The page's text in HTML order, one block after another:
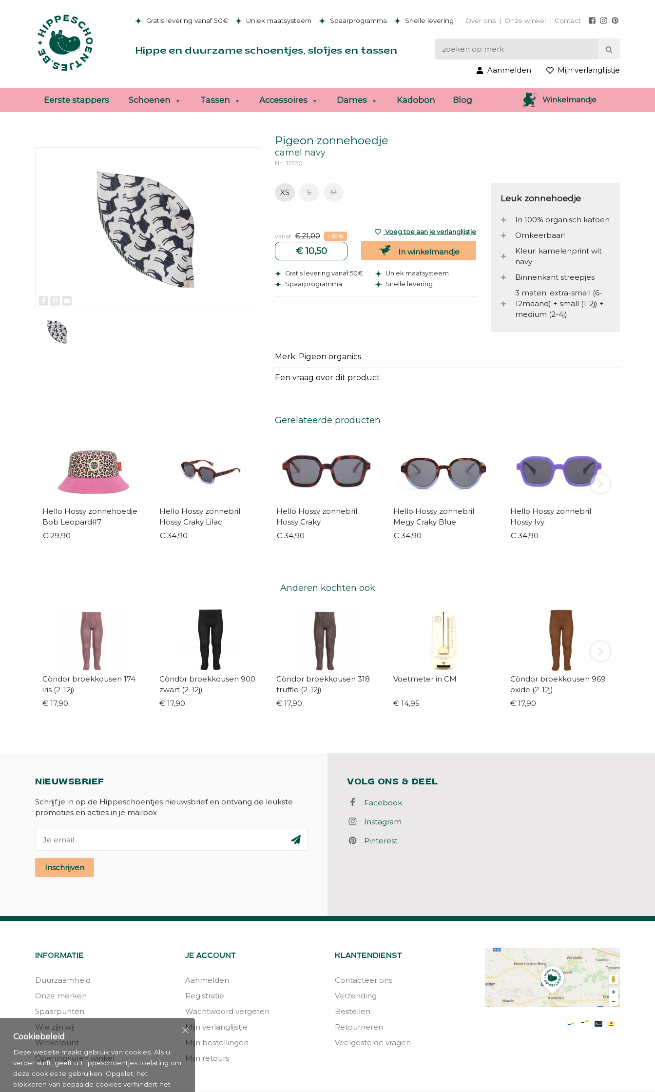
Gratis levering vanaf 50€ Uniek maatsysteem Spaarprogramma Snelle levering Over ons Onze winkel Contact
Hippe en duurzame schoentjes, slofjes en tassen
Aanmelden Mijn verlanglijstje
Eerste stappers Schoenen Tassen Accessoires Dames Kadobon Blog Winkelmandje
Pigeon zonnehoedje
Facebook
Pinterest
camel navy
Nr.: 12320
XS S M
vanaf € 21,00 - 50 %
€ 10,50
Voeg toe aan je verlanglijstje
In winkelmandje
Gratis levering vanaf 50€
Uniek maatsysteem
Spaarprogramma
Snelle levering
Leuk zonnehoedje
In 100% organisch katoen
Omkeerbaar!
Kleur: kamelenprint wit
navy
Binnenkant streepjes
3 maten: extra-small (6-
12maand) + small (1-2j) +
medium (2-4j)
Merk: Pigeon organics
Een vraag over dit product
Gerelateerde producten
Hello Hossy zonnehoedje
Bob Leopard#7
€ 29,90
Hello Hossy zonnebril
Hossy Craky Lilac
€ 34,90
Hello Hossy zonnebril
Hossy Craky
€ 34,90
Hello Hossy zonnebril
Megy Craky Blue
€ 34,90
Hello Hossy zonnebril
Hossy Ivy
€ 34,90
Anderen kochten ook
Còndor broekkousen 174
iris (2-12j)
€ 17,90
Còndor broekkousen 900
zwart (2-12j)
€ 17,90
Còndor broekkousen 318
truffle (2-12j)
€ 17,90
Voetmeter in CM
€ 14,95
Còndor broekkousen 969
oxide (2-12j)
€ 17,90
NIEUWSBRIEF
Schrijf je in op de Hippeschoentjes nieuwsbrief en ontvang de leukste
promoties en acties in je mailbox
Inschrijven
VOLG ONS & DEEL
Facebook
Instagram
Pinterest
INFORMATIE
Duurzaamheid
Onze merken
Spaarpunten
Wie zijn wij
Winkelpunt
Openingsuren winkel
JE ACCOUNT
Aanmelden
Registratie
Wachtwoord vergeten
Mijn verlanglijstje
Mijn bestellingen
Mijn retours
KLANTENDIENST
Contacteer ons
Verzending
Bestellen
Retourneren
Veelgestelde vragen
Cookiebeleid
Deze website maakt gebruik van cookies. Als u
verder surft, geeft u Hippeschoentjes toelating om
deze cookies te gebruiken. Opgelet, het
blokkeren van bepaalde cookies verhindert het